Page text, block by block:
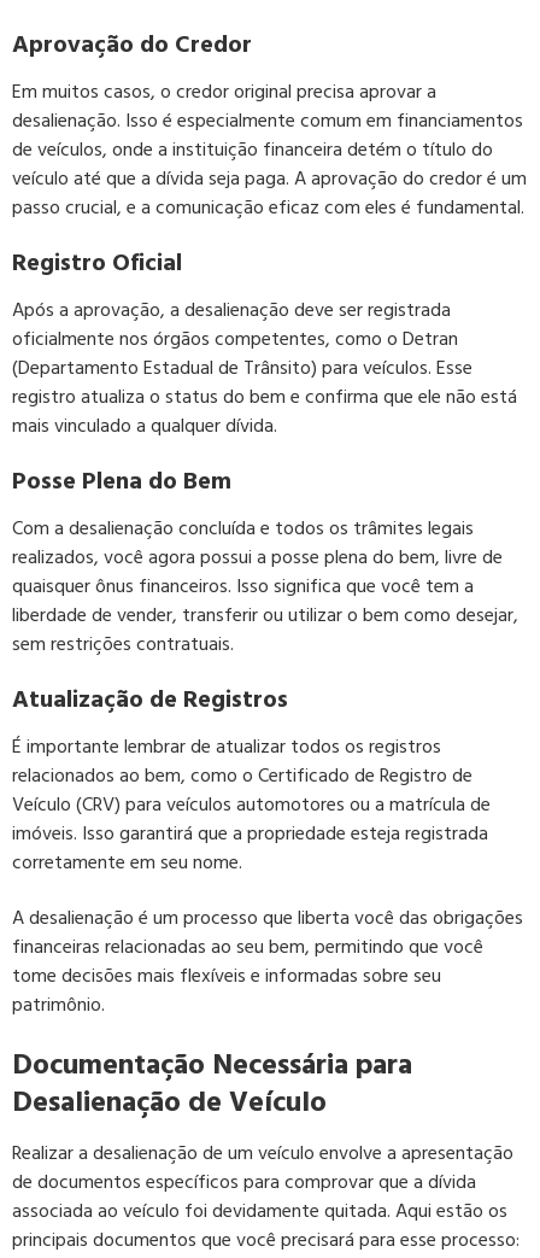
Aprovação do Credor
Em muitos casos, o credor original precisa aprovar a
desalienação. Isso é especialmente comum em financiamentos
de veículos, onde a instituição financeira detém o título do
veículo até que a dívida seja paga. A aprovação do credor é um
passo crucial, e a comunicação eficaz com eles é fundamental.
Registro Oficial
Após a aprovação, a desalienação deve ser registrada
oficialmente nos órgãos competentes, como o Detran
(Departamento Estadual de Trânsito) para veículos. Esse
registro atualiza o status do bem e confirma que ele não está
mais vinculado a qualquer dívida.
Posse Plena do Bem
Com a desalienação concluída e todos os trâmites legais
realizados, você agora possui a posse plena do bem, livre de
quaisquer ônus financeiros. Isso significa que você tem a
liberdade de vender, transferir ou utilizar o bem como desejar,
sem restrições contratuais.
Atualização de Registros
É importante lembrar de atualizar todos os registros
relacionados ao bem, como o Certificado de Registro de
Veículo (CRV) para veículos automotores ou a matrícula de
imóveis. Isso garantirá que a propriedade esteja registrada
corretamente em seu nome.
A desalienação é um processo que liberta você das obrigações
financeiras relacionadas ao seu bem, permitindo que você
tome decisões mais flexíveis e informadas sobre seu
patrimônio.
Documentação Necessária para
Desalienação de Veículo
Realizar a desalienação de um veículo envolve a apresentação
de documentos específicos para comprovar que a dívida
associada ao veículo foi devidamente quitada. Aqui estão os
principais documentos que você precisará para esse processo: